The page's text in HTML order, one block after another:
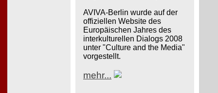
AVIVA-Berlin wurde auf der
offiziellen Website des
Europäischen Jahres des
interkulturellen Dialogs 2008
unter "Culture and the Media"
vorgestellt.
mehr...